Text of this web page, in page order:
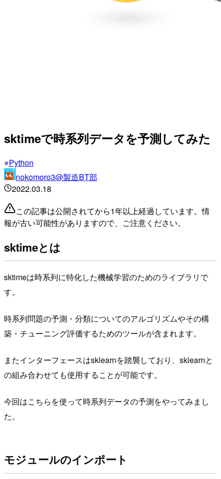
sktimeで時系列データを予測してみた
Python
nokomoro3@製造BT部
2022.03.18
この記事は公開されてから1年以上経過しています。情
報が古い可能性がありますので、ご注意ください。
sktimeとは
sktimeは時系列に特化した機械学習のためのライブラリで
す。
時系列問題の予測・分類についてのアルゴリズムやその構
築・チューニング評価するためのツールが含まれます。
またインターフェースはsklearnを踏襲しており、sklearnと
の組み合わせても使用することが可能です。
今回はこちらを使って時系列データの予測をやってみまし
た。
モジュールのインポート